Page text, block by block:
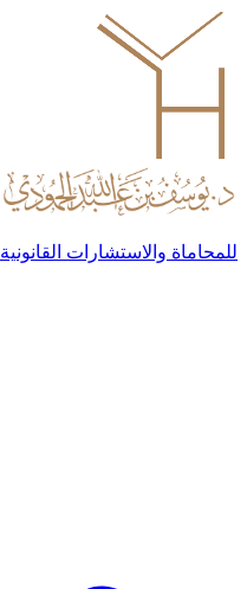
للمحاماة والاستشارات القانونية